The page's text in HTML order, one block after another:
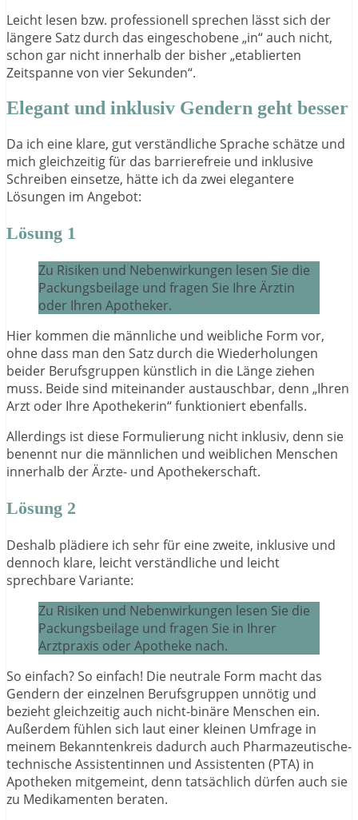
Leicht lesen bzw. professionell sprechen lässt sich der
längere Satz durch das eingeschobene „in“ auch nicht,
schon gar nicht innerhalb der bisher „etablierten
Zeitspanne von vier Sekunden“.
Elegant und inklusiv Gendern geht besser
Da ich eine klare, gut verständliche Sprache schätze und
mich gleichzeitig für das barrierefreie und inklusive
Schreiben einsetze, hätte ich da zwei elegantere
Lösungen im Angebot:
Lösung 1
Zu Risiken und Nebenwirkungen lesen Sie die
Packungsbeilage und fragen Sie Ihre Ärztin
oder Ihren Apotheker.
Hier kommen die männliche und weibliche Form vor,
ohne dass man den Satz durch die Wiederholungen
beider Berufsgruppen künstlich in die Länge ziehen
muss. Beide sind miteinander austauschbar, denn „Ihren
Arzt oder Ihre Apothekerin“ funktioniert ebenfalls.
Allerdings ist diese Formulierung nicht inklusiv, denn sie
benennt nur die männlichen und weiblichen Menschen
innerhalb der Ärzte- und Apothekerschaft.
Lösung 2
Deshalb plädiere ich sehr für eine zweite, inklusive und
dennoch klare, leicht verständliche und leicht
sprechbare Variante:
Zu Risiken und Nebenwirkungen lesen Sie die
Packungsbeilage und fragen Sie in Ihrer
Arztpraxis oder Apotheke nach.
So einfach? So einfach! Die neutrale Form macht das
Gendern der einzelnen Berufsgruppen unnötig und
bezieht gleichzeitig auch nicht-binäre Menschen ein.
Außerdem fühlen sich laut einer kleinen Umfrage in
meinem Bekanntenkreis dadurch auch Pharmazeutische-
technische Assistentinnen und Assistenten (PTA) in
Apotheken mitgemeint, denn tatsächlich dürfen auch sie
zu Medikamenten beraten.